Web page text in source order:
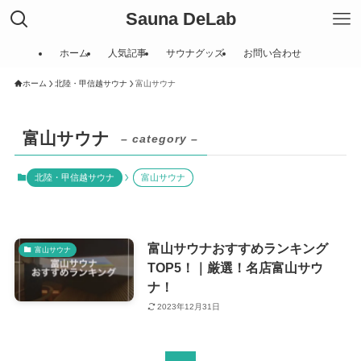
Sauna DeLab
ホーム 人気記事 サウナグッズ お問い合わせ
ホーム 北陸・甲信越サウナ 富山サウナ
富山サウナ – category –
北陸・甲信越サウナ 富山サウナ
富山サウナ
富山サウナおすすめランキング
TOP5！｜厳選！名店富山サウ
ナ！
2023年12月31日